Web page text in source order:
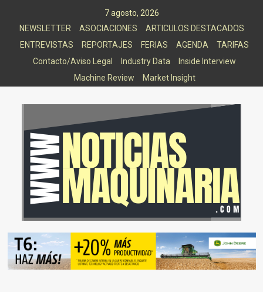
7 agosto, 2026
NEWSLETTER
ASOCIACIONES
ARTICULOS DESTACADOS
ENTREVISTAS
REPORTAJES FERIAS AGENDA
TARIFAS
Contacto/Aviso Legal
Industry Data
Inside Interview
Machine Review
Market Insight